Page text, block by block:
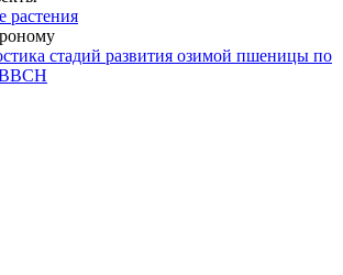
растения
стадий развития озимой пшеницы по
ВВСН